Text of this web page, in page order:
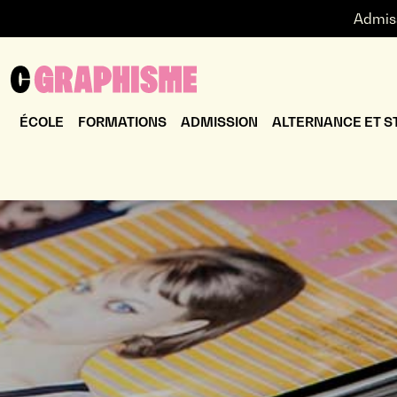
ÉCOLE FORMATIONS ADMISSION ALTERNANCE ET